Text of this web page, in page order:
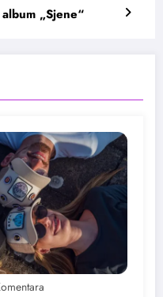
„Sjene“